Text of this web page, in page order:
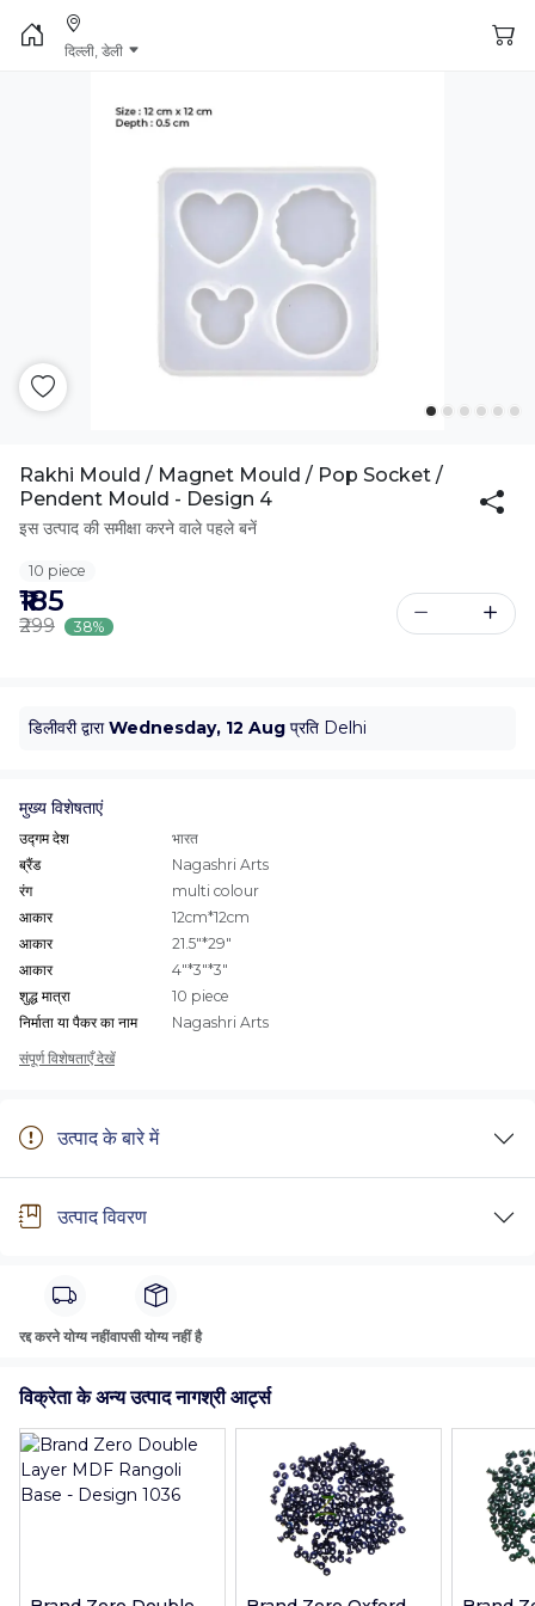
दिल्ली, डेली
Rakhi Mould / Magnet Mould / Pop Socket /
Pendent Mould - Design 4
इस उत्पाद की समीक्षा करने वाले पहले बनें
10 piece
₹185
₹299 38%
डिलीवरी द्वाराWednesday, 12 Aug प्रति Delhi
मुख्य विशेषताएं
उद्गम देश
भारत
ब्रैंड
Nagashri Arts
रंग
multi colour
आकार
12cm*12cm
आकार
21.5"*29"
आकार
4"*3"*3"
शुद्ध मात्रा
10 piece
निर्माता या पैकर का नाम
Nagashri Arts
संपूर्ण विशेषताएँ देखें
उत्पाद के बारे में
उत्पाद विवरण
रद्द करने योग्य नहींवापसी योग्य नहीं है
विक्रेता के अन्य उत्पाद नागश्री आर्ट्स